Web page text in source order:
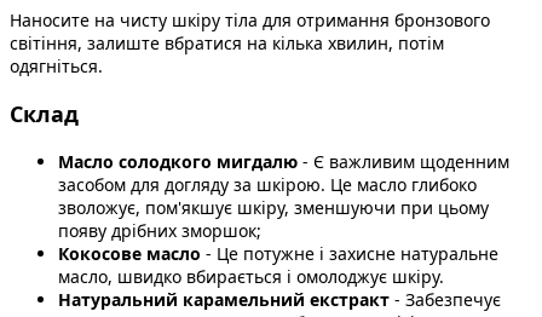
Наносите на чисту шкіру тіла для отримання бронзового
світіння, залиште вбратися на кілька хвилин, потім
одягніться.
Склад
Масло солодкого мигдалю - Є важливим щоденним
засобом для догляду за шкірою. Це масло глибоко
зволожує, пом'якшує шкіру, зменшуючи при цьому
появу дрібних зморшок;
Кокосове масло - Це потужне і захисне натуральне
масло, швидко вбирається і омолоджує шкіру.
Натуральний карамельний екстракт - Забезпечує